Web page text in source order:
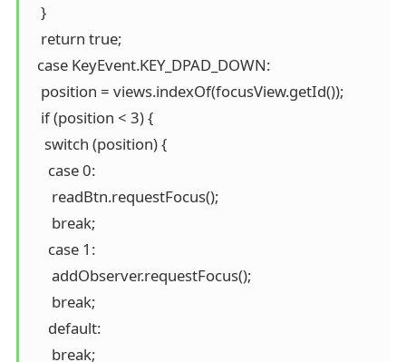
   }
   return true;
  case KeyEvent.KEY_DPAD_DOWN:
   position = views.indexOf(focusView.getId());
   if (position < 3) {
    switch (position) {
     case 0:
      readBtn.requestFocus();
      break;
     case 1:
      addObserver.requestFocus();
      break;
     default:
      break;